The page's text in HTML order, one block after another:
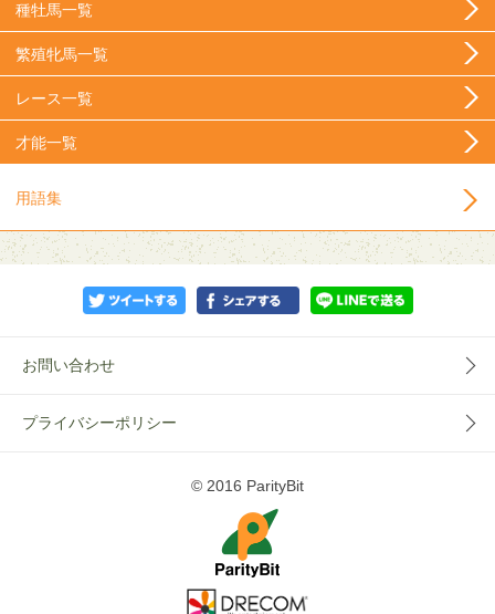
種牡馬一覧
繁殖牝馬一覧
レース一覧
才能一覧
用語集
お問い合わせ
プライバシーポリシー
© 2016 ParityBit